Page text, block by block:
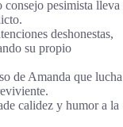
pesimista lleva
deshonestas,
su propio
de Amanda que lucha
calidez y humor a la